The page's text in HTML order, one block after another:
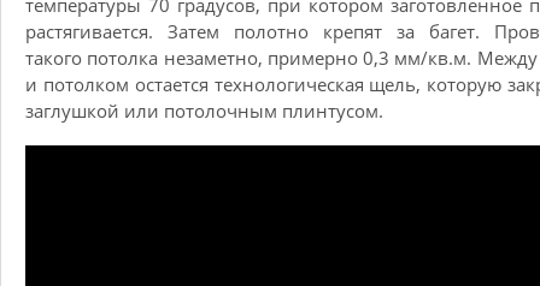
температуры 70 градусов, при котором заготовленное
растягивается. Затем полотно крепят за багет.
такого потолка незаметно, примерно 0,3 мм/кв.м. Между
и потолком остается технологическая щель, которую
заглушкой или потолочным плинтусом.